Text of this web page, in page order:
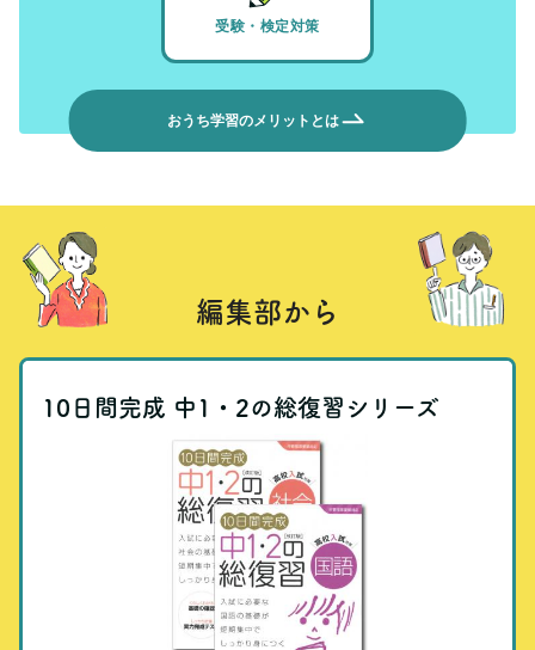
受験・検定対策
おうち学習のメリットとは
編集部から
10日間完成 中1・2の総復習シリーズ